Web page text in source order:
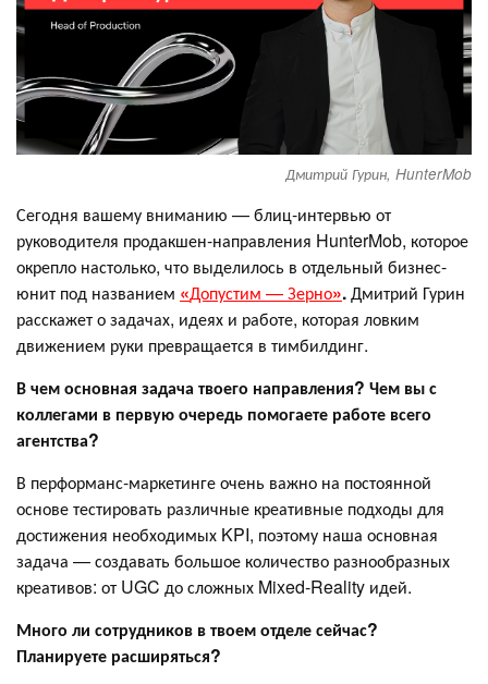
Дмитрий Гурин, HunterMob
Сегодня вашему вниманию — блиц-интервью от
руководителя продакшен-направления HunterMob, которое
окрепло настолько, что выделилось в отдельный бизнес-
юнит под названием «Допустим — Зерно».Дмитрий Гурин
расскажет о задачах, идеях и работе, которая ловким
движением руки превращается в тимбилдинг.
В чем основная задача твоего направления? Чем вы с
коллегами в первую очередь помогаете работе всего
агентства?
В перформанс-маркетинге очень важно на постоянной
основе тестировать различные креативные подходы для
достижения необходимых KPI, поэтому наша основная
задача — создавать большое количество разнообразных
креативов: от UGC до сложных Mixed-Reality идей.
Много ли сотрудников в твоем отделе сейчас?
Планируете расширяться?